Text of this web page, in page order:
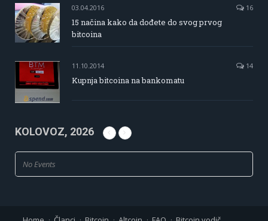
03.04.2016 16
15 načina kako da dođete do svog prvog
bitcoina
11.10.2014 14
Kupnja bitcoina na bankomatu
KOLOVOZ, 2026
No Events